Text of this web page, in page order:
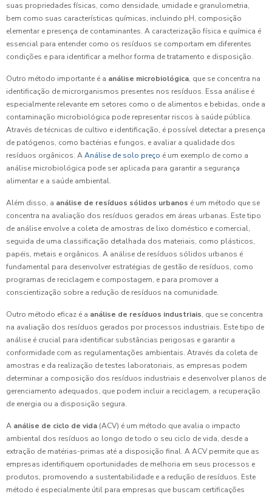
suas propriedades físicas, como densidade, umidade e granulometria,
bem como suas características químicas, incluindo pH, composição
elementar e presença de contaminantes. A caracterização física e química é
essencial para entender como os resíduos se comportam em diferentes
condições e para identificar a melhor forma de tratamento e disposição.
Outro método importante é a análise microbiológica, que se concentra na
identificação de microrganismos presentes nos resíduos. Essa análise é
especialmente relevante em setores como o de alimentos e bebidas, onde a
contaminação microbiológica pode representar riscos à saúde pública.
Através de técnicas de cultivo e identificação, é possível detectar a presença
de patógenos, como bactérias e fungos, e avaliar a qualidade dos
resíduos orgânicos. AAnálise de solo preço é um exemplo de como a
análise microbiológica pode ser aplicada para garantir a segurança
alimentar e a saúde ambiental.
Além disso, a análise de resíduos sólidos urbanos é um método que se
concentra na avaliação dos resíduos gerados em áreas urbanas. Este tipo
de análise envolve a coleta de amostras de lixo doméstico e comercial,
seguida de uma classificação detalhada dos materiais, como plásticos,
papéis, metais e orgânicos. A análise de resíduos sólidos urbanos é
fundamental para desenvolver estratégias de gestão de resíduos, como
programas de reciclagem e compostagem, e para promover a
conscientização sobre a redução de resíduos na comunidade.
Outro método eficaz é a análise de resíduos industriais, que se concentra
na avaliação dos resíduos gerados por processos industriais. Este tipo de
análise é crucial para identificar substâncias perigosas e garantir a
conformidade com as regulamentações ambientais. Através da coleta de
amostras e da realização de testes laboratoriais, as empresas podem
determinar a composição dos resíduos industriais e desenvolver planos de
gerenciamento adequados, que podem incluir a reciclagem, a recuperação
de energia ou a disposição segura.
A análise de ciclo de vida (ACV) é um método que avalia o impacto
ambiental dos resíduos ao longo de todo o seu ciclo de vida, desde a
extração de matérias-primas até a disposição final. A ACV permite que as
empresas identifiquem oportunidades de melhoria em seus processos e
produtos, promovendo a sustentabilidade e a redução de resíduos. Este
método é especialmente útil para empresas que buscam certificações